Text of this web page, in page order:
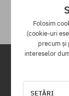
Folosim
(cookie-uri
precum și
intereselor
SETĂRI